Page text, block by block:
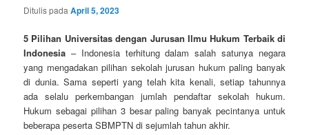
Ditulis padaApril 5, 2023
5 Pilihan Universitas dengan Jurusan Ilmu Hukum Terbaik di
Indonesia – Indonesia terhitung dalam salah satunya negara
yang mengadakan pilihan sekolah jurusan hukum paling banyak
di dunia. Sama seperti yang telah kita kenali, setiap tahunnya
ada selalu perkembangan jumlah pendaftar sekolah hukum.
Hukum sebagai pilihan 3 besar paling banyak pecintanya untuk
beberapa peserta SBMPTN di sejumlah tahun akhir.